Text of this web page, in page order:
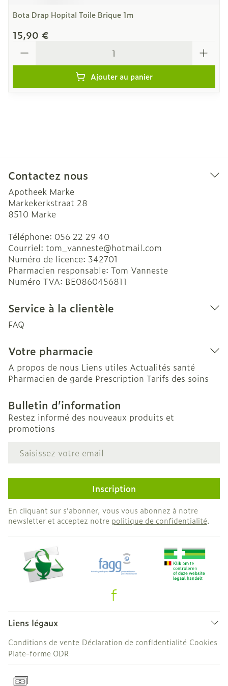
Bota Drap Hopital Toile Brique 1m
15,90 €
Ajouter au panier
Contactez nous
Apotheek Marke
Markekerkstraat 28
8510 Marke
Téléphone: 056 22 29 40
Courriel: tom_vanneste@hotmail.com
Numéro de licence: 342701
Pharmacien responsable: Tom Vanneste
Numéro TVA: BE0860456811
Service à la clientèle
FAQ
Votre pharmacie
A propos de nous Liens utiles Actualités santé
Pharmacien de garde Prescription Tarifs des soins
Bulletin d’information
Restez informé des nouveaux produits et
promotions
Adresse mail
Inscription
En cliquant sur s'abonner, vous vous abonnez à notre
newsletter et acceptez notre politique de confidentialité.
Liens légaux
Conditions de vente Déclaration de confidentialité Cookies
Plate-forme ODR